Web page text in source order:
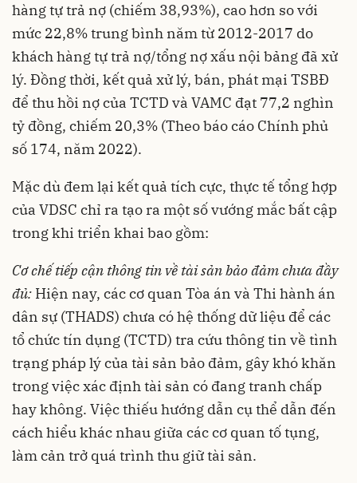
hàng tự trả nợ (chiếm 38,93%), cao hơn so với
mức 22,8% trung bình năm từ 2012-2017 do
khách hàng tự trả nợ/tổng nợ xấu nội bảng đã xử
lý. Đồng thời, kết quả xử lý, bán, phát mại TSBĐ
để thu hồi nợ của TCTD và VAMC đạt 77,2 nghìn
tỷ đồng, chiếm 20,3% (Theo báo cáo Chính phủ
số 174, năm 2022).
Mặc dù đem lại kết quả tích cực, thực tế tổng hợp
của VDSC chỉ ra tạo ra một số vướng mắc bất cập
trong khi triển khai bao gồm:
Cơ chế tiếp cận thông tin về tài sản bảo đảm chưa đầy
đủ: Hiện nay, các cơ quan Tòa án và Thi hành án
dân sự (THADS) chưa có hệ thống dữ liệu để các
tổ chức tín dụng (TCTD) tra cứu thông tin về tình
trạng pháp lý của tài sản bảo đảm, gây khó khăn
trong việc xác định tài sản có đang tranh chấp
hay không. Việc thiếu hướng dẫn cụ thể dẫn đến
cách hiểu khác nhau giữa các cơ quan tố tụng,
làm cản trở quá trình thu giữ tài sản.